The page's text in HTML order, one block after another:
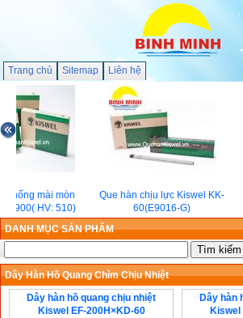
Trang chủ Sitemap Liên hệ
chống mài mòn
900( HV: 510)
Que hàn chịu lực Kiswel KK-
60(E9016-G)
DANH MỤC SẢN PHẨM
Dây Hàn Hồ Quang Chìm Chịu Nhiệt
Dây hàn hồ quang chịu nhiệt
Kiswel EF-200H×KD-60
Dây hàn
Kiswel